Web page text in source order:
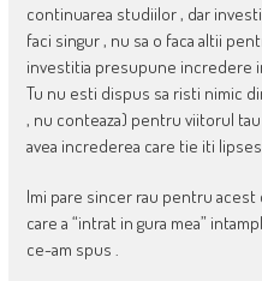
continuarea studiilor , dar
faci singur , nu sa o faca altii
investitia presupune incredere
Tu nu esti dispus sa risti nimic
, nu conteaza) pentru viitorul
avea increderea care tie iti
Imi pare sincer rau pentru acest
care a “intrat in gura mea”
ce-am spus .